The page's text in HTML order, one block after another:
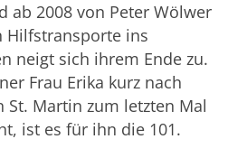
ab 2008 von Peter Wölwer
Hilfstransporte ins
neigt sich ihrem Ende zu.
Frau Erika kurz nach
St. Martin zum letzten Mal
ist es für ihn die 101.